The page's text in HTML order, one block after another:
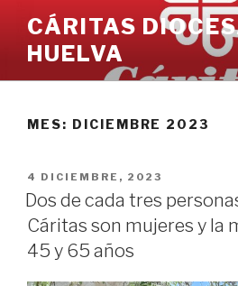
contenido
CÁRITAS
HUELVA
MES: DICIEMBRE 2023
PUBLICADO
EN
4 DICIEMBRE, 2023
Dos de cada tres
Cáritas son mujeres y la
45 y 65 años